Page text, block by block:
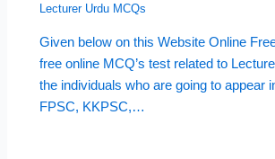
Lecturer Urdu MCQs
Given below on this Website Online
free online MCQ’s test related to
the individuals who are going to appear
FPSC, KKPSC,…